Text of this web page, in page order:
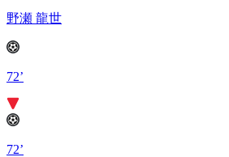
野瀬 龍世
72’
72’